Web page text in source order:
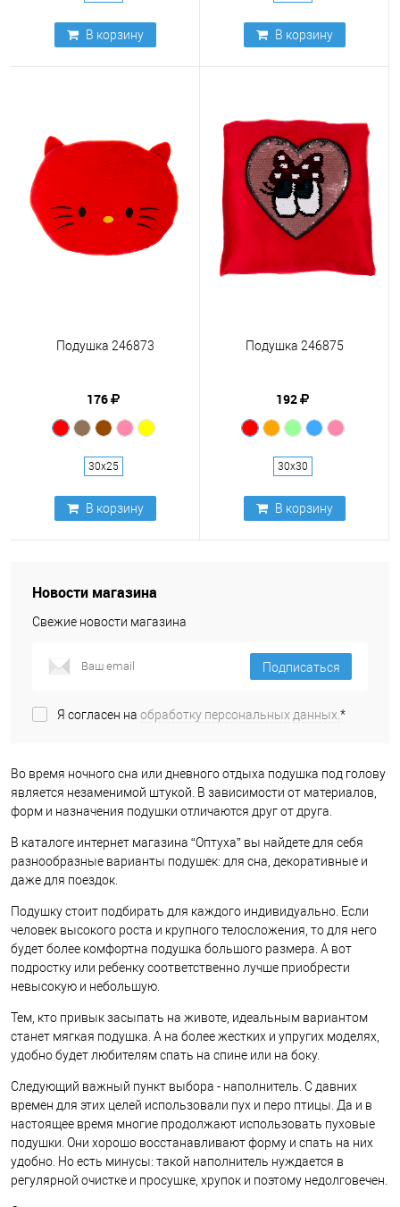
В корзину В корзину
Подушка 246873
176
30х25
В корзину
Подушка 246875
192
30х30
В корзину
Новости магазина
Свежие новости магазина
Подписаться
Я согласен на обработку персональных данных.*
Во время ночного сна или дневного отдыха подушка под голову
является незаменимой штукой. В зависимости от материалов,
форм и назначения подушки отличаются друг от друга.
В каталоге интернет магазина “Оптуха” вы найдете для себя
разнообразные варианты подушек: для сна, декоративные и
даже для поездок.
Подушку стоит подбирать для каждого индивидуально. Если
человек высокого роста и крупного телосложения, то для него
будет более комфортна подушка большого размера. А вот
подростку или ребенку соответственно лучше приобрести
невысокую и небольшую.
Тем, кто привык засыпать на животе, идеальным вариантом
станет мягкая подушка. А на более жестких и упругих моделях,
удобно будет любителям спать на спине или на боку.
Следующий важный пункт выбора - наполнитель. С давних
времен для этих целей использовали пух и перо птицы. Да и в
настоящее время многие продолжают использовать пуховые
подушки. Они хорошо восстанавливают форму и спать на них
удобно. Но есть минусы: такой наполнитель нуждается в
регулярной очистке и просушке, хрупок и поэтому недолговечен.